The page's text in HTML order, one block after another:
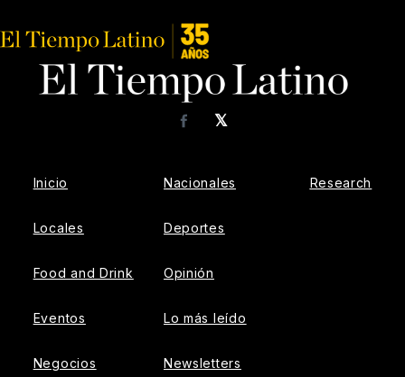
𝕏
Facebook
Inicio
Locales
Food and Drink
Eventos
Negocios
Nacionales
Deportes
Opinión
Lo más leído
Newsletters
Research